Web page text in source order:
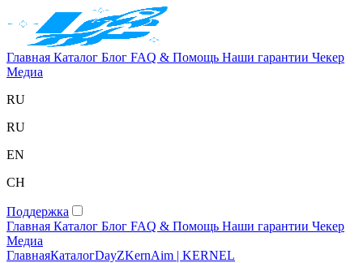
Главная Каталог Блог FAQ & Помощь Наши гарантии Чекер
Медиа
RU
RU
EN
CH
Поддержка
Главная Каталог Блог FAQ & Помощь Наши гарантии Чекер
Медиа
ГлавнаяКаталогDayZKernAim | KERNEL